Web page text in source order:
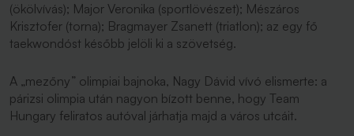
(ökölvívás); Major Veronika (sportlövészet); Mészáros
Krisztofer (torna); Bragmayer Zsanett (triatlon); az egy fő
taekwondóst később jelöli ki a szövetség.
A „mezőny” olimpiai bajnoka, Nagy Dávid vívó elismerte: a
párizsi olimpia után nagyon bízott benne, hogy Team
Hungary feliratos autóval járhatja majd a város utcáit.